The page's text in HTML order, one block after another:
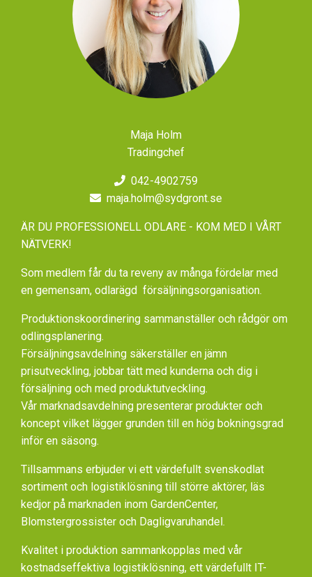
Maja Holm
Tradingchef
042-4902759
maja.holm@sydgront.se
ÄR DU PROFESSIONELL ODLARE - KOM MED I VÅRT
NÄTVERK!
Som medlem får du ta reveny av många fördelar med
en gemensam, odlarägd försäljningsorganisation.
Produktionskoordinering sammanställer och rådgör om
odlingsplanering.
Försäljningsavdelning säkerställer en jämn
prisutveckling, jobbar tätt med kunderna och dig i
försäljning och med produktutveckling.
Vår marknadsavdelning presenterar produkter och
koncept vilket lägger grunden till en hög bokningsgrad
inför en säsong.
Tillsammans erbjuder vi ett värdefullt svenskodlat
sortiment och logistiklösning till större aktörer, läs
kedjor på marknaden inom GardenCenter,
Blomstergrossister och Dagligvaruhandel.
Kvalitet i produktion sammankopplas med vår
kostnadseffektiva logistiklösning, ett värdefullt IT-